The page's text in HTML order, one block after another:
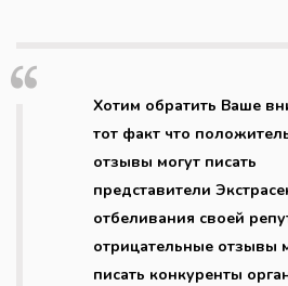
Хотим обратить Ваше
тот факт что
отзывы могут писать
представители
отбеливания своей
отрицательные отзывы
писать конкуренты